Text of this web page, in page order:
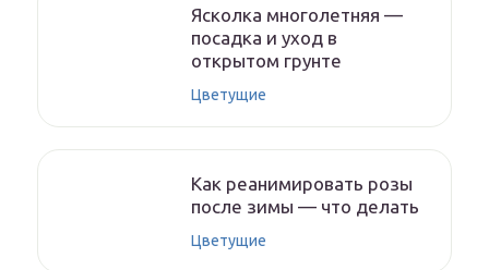
Ясколка многолетняя —
посадка и уход в
открытом грунте
Цветущие
Как реанимировать розы
после зимы — что делать
Цветущие